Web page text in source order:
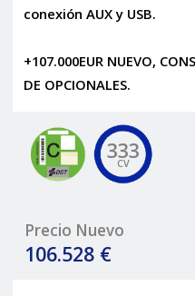
conexión AUX y USB.
+107.000EUR NUEVO,
DE OPCIONALES.
333
CV
Precio Nuevo
106.528 €